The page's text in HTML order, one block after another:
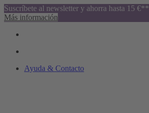
Suscríbete al newsletter y ahorra hasta 15 €**
Más información
Ayuda & Contacto